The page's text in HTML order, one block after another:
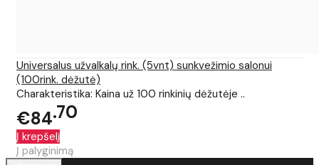
Universalus užvalkalų rink. (5vnt) sunkvežimio salonui
(100rink. dėžutė)
Charakteristika: Kaina už 100 rinkinių dėžutėje ..
€84 70
Į krepšelį
Į palyginimą